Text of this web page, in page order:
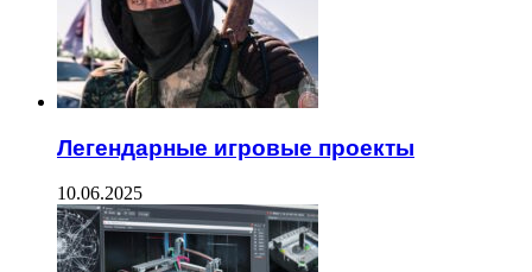
Легендарные игровые проекты
10.06.2025